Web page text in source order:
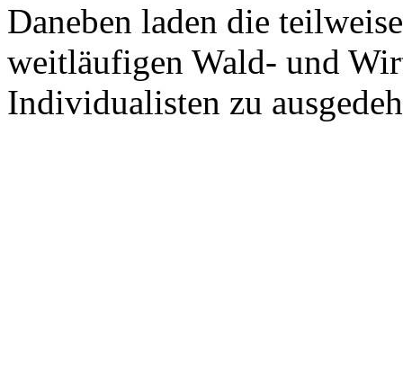
Daneben laden die
weitläufigen Wald- und
Individualisten zu